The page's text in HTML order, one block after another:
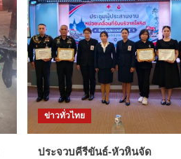
ข่าวทั่วไทย
ประจวบคีรีขันธ์-หัวหินจัด